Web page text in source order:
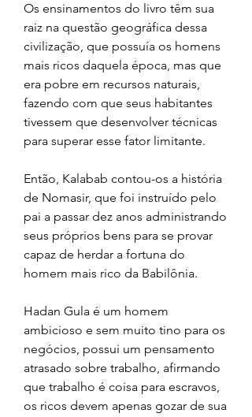
Os ensinamentos do livro têm sua
raiz na questão geográfica dessa
civilização, que possuía os homens
mais ricos daquela época, mas que
era pobre em recursos naturais,
fazendo com que seus habitantes
tivessem que desenvolver técnicas
para superar esse fator limitante.
Então, Kalabab contou-os a história
de Nomasir, que foi instruído pelo
pai a passar dez anos administrando
seus próprios bens para se provar
capaz de herdar a fortuna do
homem mais rico da Babilônia.
Hadan Gula é um homem
ambicioso e sem muito tino para os
negócios, possui um pensamento
atrasado sobre trabalho, afirmando
que trabalho é coisa para escravos,
os ricos devem apenas gozar de sua